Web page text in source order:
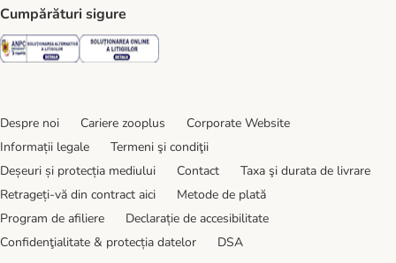
Cumpărături sigure
Security Security
Despre noi Cariere zooplus
Corporate Website
Informații legale
Termeni şi condiţii
Deșeuri și protecția mediului
Contact
Taxa şi durata de livrare
Retrageți-vă din contract aici
Metode de plată
Program de afiliere
Declarație de accesibilitate
Confidenţialitate & protecția datelor
DSA